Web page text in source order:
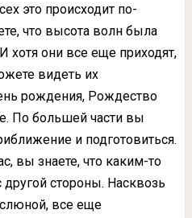
это происходит по-
что высота волн была
хотя они все еще приходят,
видеть их
рождения, Рождество
По большей части вы
и подготовиться.
вы знаете, что каким-то
стороны. Насквозь
все еще